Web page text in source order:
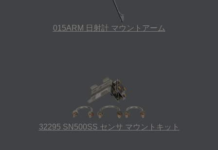
015ARM 日射計 マウントアーム
32295 SN500SS センサ マウントキット